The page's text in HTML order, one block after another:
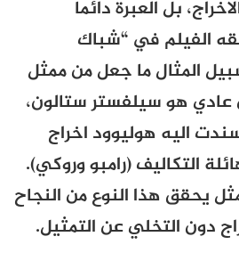
بل العبرة دائما
الفيلم في “شباك
المثال ما جعل من ممثل
هو سيلفستر ستالون،
اليه هوليوود اخراج
التكاليف (رامبو وروكي).
يحقق هذا النوع من النجاح
دون التخلي عن التمثيل.